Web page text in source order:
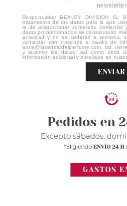
newsletter
Responsable: BEAUTY DIVISION SL
tratamiento de los datos para la que
la de proporcionar contenido comercial
datos proporcionados se conservarán
actividad y no se cederán a terceros,
contactar con nosotros a través de
anna@lacentraldelperfume.com. Ud.
y suprimir los datos, así como otros
información adicional y detallada en
ENVIAR